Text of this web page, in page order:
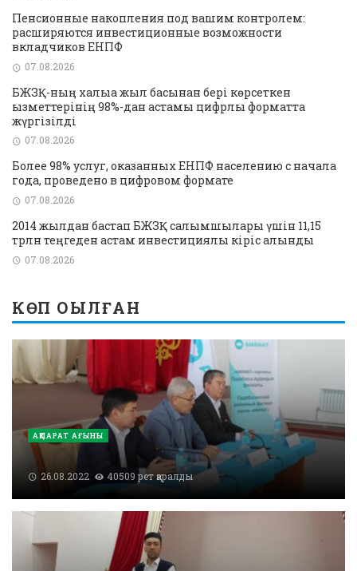
Пенсионные накопления под вашим контролем:
расширяются инвестиционные возможности
вкладчиков ЕНПФ
07.08.2026
БЖЗҚ-ның халыққа жыл басынан бері көрсеткен
қызметтерінің 98%-дан астамы цифрлық форматта
жүргізілді
07.08.2026
Более 98% услуг, оказанных ЕНПФ населению с начала
года, проведено в цифровом формате
07.08.2026
2014 жылдан бастап БЖЗҚ салымшылары үшін 11,15
трлн теңгеден астам инвестициялық кіріс алынды
07.08.2026
КӨП ОҚЫЛҒАН
АҚПАРАТ АҒЫНЫ
26.08.2022 40509 рет қаралды